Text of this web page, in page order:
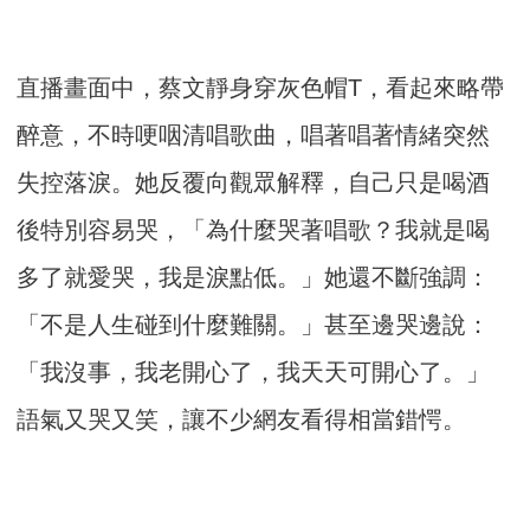
直播畫面中，蔡文靜身穿灰色帽T，看起來略帶
醉意，不時哽咽清唱歌曲，唱著唱著情緒突然
失控落淚。她反覆向觀眾解釋，自己只是喝酒
後特別容易哭，「為什麼哭著唱歌？我就是喝
多了就愛哭，我是淚點低。」她還不斷強調：
「不是人生碰到什麼難關。」甚至邊哭邊說：
「我沒事，我老開心了，我天天可開心了。」
語氣又哭又笑，讓不少網友看得相當錯愕。